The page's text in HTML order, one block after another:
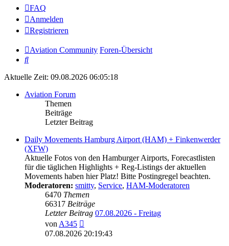
FAQ
Anmelden
Registrieren
Aviation Community Foren-Übersicht
Suche
Aktuelle Zeit: 09.08.2026 06:05:18
Aviation Forum
Themen
Beiträge
Letzter Beitrag
Daily Movements Hamburg Airport (HAM) + Finkenwerder
(XFW)
Aktuelle Fotos von den Hamburger Airports, Forecastlisten
für die täglichen Highlights + Reg-Listings der aktuellen
Movements haben hier Platz! Bitte Postingregel beachten.
Moderatoren: smitty, Service, HAM-Moderatoren
6470 Themen
66317 Beiträge
Letzter Beitrag 07.08.2026 - Freitag
vonA345
Beitrag
07.08.2026 20:19:43